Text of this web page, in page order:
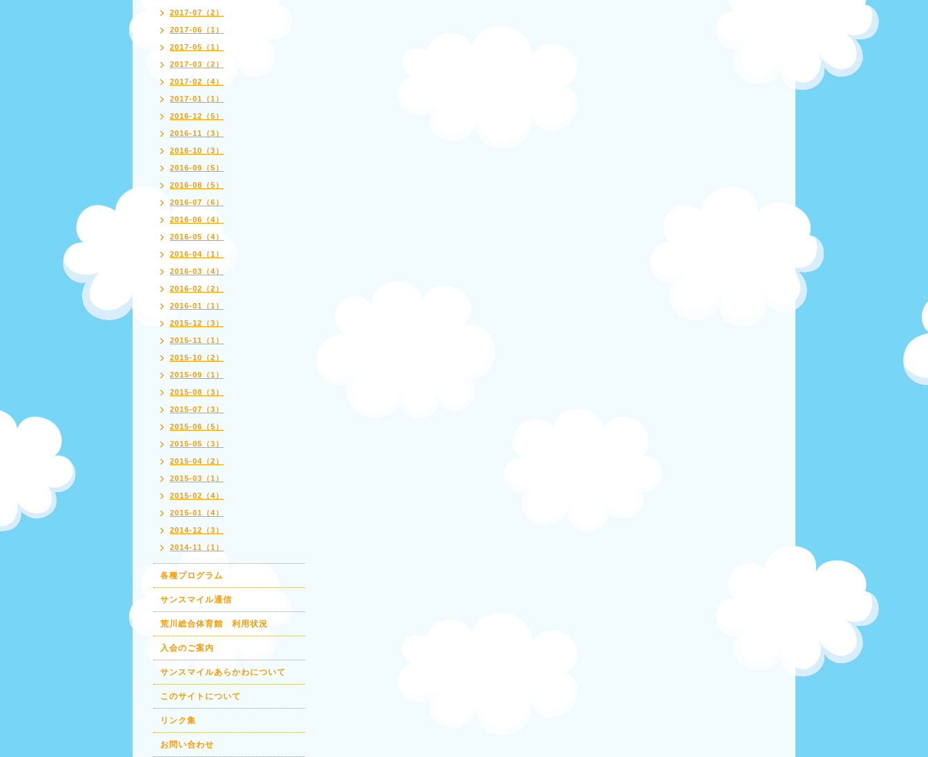
2017-07（2）
2017-06（1）
2017-05（1）
2017-03（2）
2017-02（4）
2017-01（1）
2016-12（5）
2016-11（3）
2016-10（3）
2016-09（5）
2016-08（5）
2016-07（6）
2016-06（4）
2016-05（4）
2016-04（1）
2016-03（4）
2016-02（2）
2016-01（1）
2015-12（3）
2015-11（1）
2015-10（2）
2015-09（1）
2015-08（3）
2015-07（3）
2015-06（5）
2015-05（3）
2015-04（2）
2015-03（1）
2015-02（4）
2015-01（4）
2014-12（3）
2014-11（1）
各種プログラム
サンスマイル通信
荒川総合体育館 利用状況
入会のご案内
サンスマイルあらかわについて
このサイトについて
リンク集
お問い合わせ